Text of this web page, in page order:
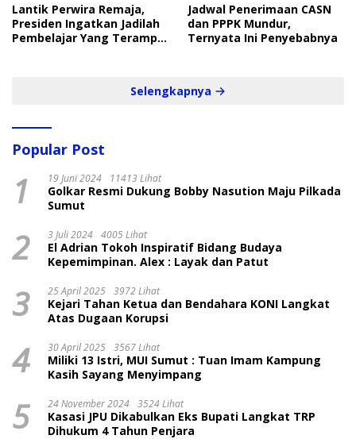
Lantik Perwira Remaja,
Presiden Ingatkan Jadilah
Pembelajar Yang Terampil
Jadwal Penerimaan CASN
dan PPPK Mundur,
Ternyata Ini Penyebabnya
Selengkapnya
Popular Post
1 19 Juni 2024 11413 Lihat
Golkar Resmi Dukung Bobby Nasution Maju Pilkada
Sumut
2 3 Juli 2024 4005 Lihat
El Adrian Tokoh Inspiratif Bidang Budaya
Kepemimpinan. Alex : Layak dan Patut
3 25 April 2025 3972 Lihat
Kejari Tahan Ketua dan Bendahara KONI Langkat
Atas Dugaan Korupsi
4 30 April 2025 3567 Lihat
Miliki 13 Istri, MUI Sumut : Tuan Imam Kampung
Kasih Sayang Menyimpang
5 24 November 2024 3524 Lihat
Kasasi JPU Dikabulkan Eks Bupati Langkat TRP
Dihukum 4 Tahun Penjara